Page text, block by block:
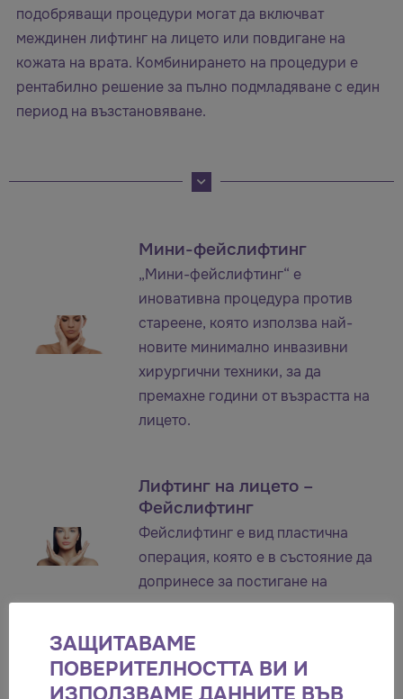
подобряващи процедури могат да включват
междинен лифтинг на лицето или повдигане на
кожата на врата. Комбинирането на процедури е
рентабилно решение за пълно подмладяване с един
период на възстановяване.
Мини-фейслифтинг
„Мини-фейслифтинг“ е
иновативна процедура против
стареене, която използва най-
новите минимално инвазивни
хирургични техники, за да
премахне години от възрастта на
лицето.
Лифтинг на лицето –
Фейслифтинг
Фейслифтинг е вид пластична
операция, която е в състояние да
допринесе за постигане на
цялостно нов вид на лицето.
Пластична хирургия
ЗАЩИТАВАМЕ
ПОВЕРИТЕЛНОСТТА ВИ И